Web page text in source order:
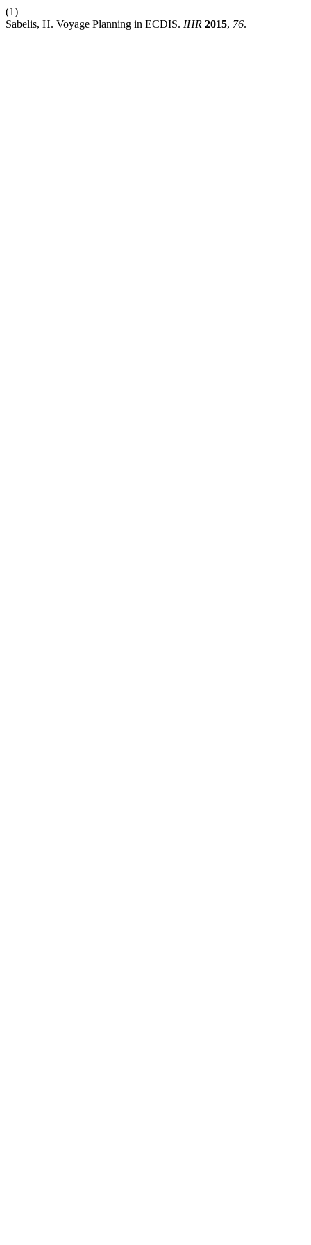
(1)
Sabelis, H. Voyage Planning in ECDIS. IHR 2015, 76.